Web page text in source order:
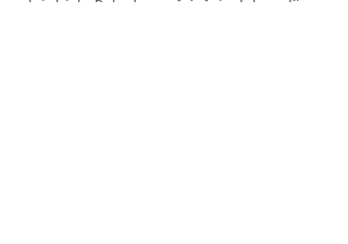
stránkách. Pokud s uveřejněním fotografií